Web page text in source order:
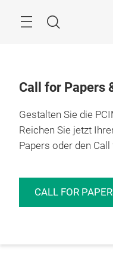
Suche
Call for Papers
Gestalten Sie die
Reichen Sie jetzt
Papers oder den
CALL FOR